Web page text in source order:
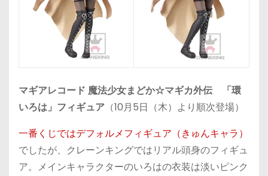
マギアレコード 魔法少女まどか☆マギカ外伝 「環
いろは」フィギュア （10月5日（木）より順次登場）
一番くじではデフォルメフィギュア（きゅんキャラ）
でしたが、クレーンキングではリアル頭身のフィギュ
ア。メインキャラクターのいろはの衣装は淡いピンク